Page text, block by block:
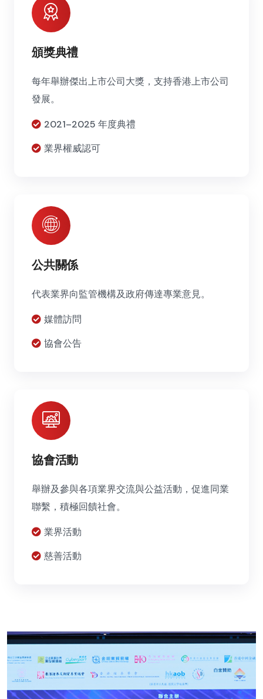
頒獎典禮
每年舉辦傑出上市公司大獎，支持香港上市公司
發展。
2021–2025 年度典禮
業界權威認可
公共關係
代表業界向監管機構及政府傳達專業意見。
媒體訪問
協會公告
協會活動
舉辦及參與各項業界交流與公益活動，促進同業
聯繫，積極回饋社會。
業界活動
慈善活動